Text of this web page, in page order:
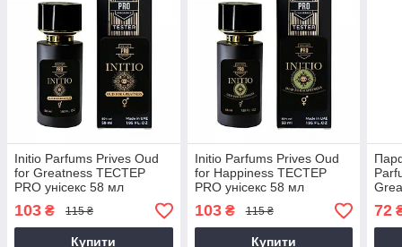
Initio Parfums Prives Oud
for Greatness ТЕСТЕР
PRO унісекс 58 мл
103 ₴ 115 ₴
Купити
Initio Parfums Prives Oud
for Happiness ТЕСТЕР
PRO унісекс 58 мл
103₴ 115 ₴
Купити
72